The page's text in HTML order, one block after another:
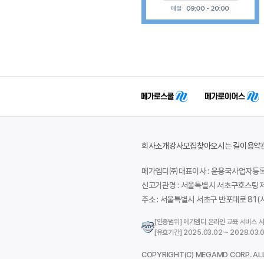
회사소개강사모집찾아오시는 길이용약
메가엠디㈜대표이사 : 윤용국사업자
신고기관명 : 서울특별시 서초구호스팅
주소 : 서울특별시 서초구 반포대로
[인증범위] 메가엠디 온라인 교육 서비스
[유효기간] 2025.03.02 ~
COPYRIGHT(C) MEGAMD CORP.